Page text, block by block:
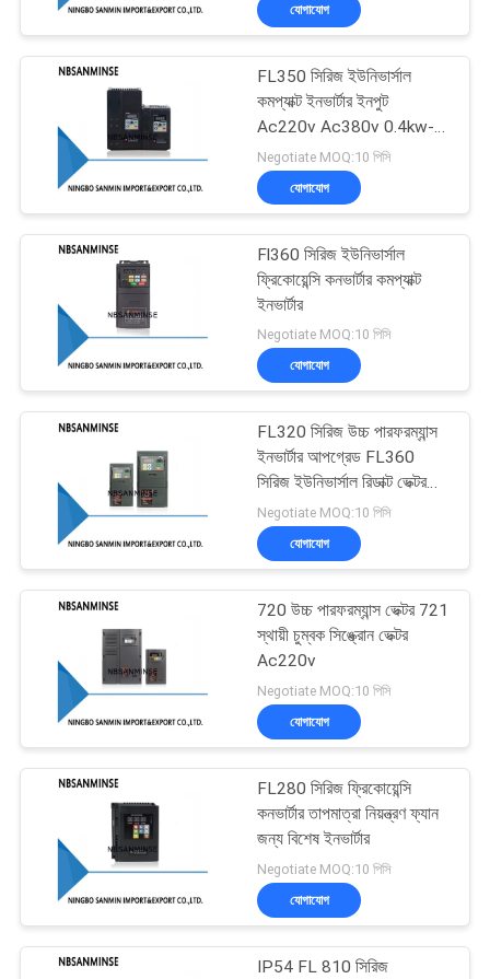
নিয়ন্ত্রণ
খবর
জন্য
আবেদন
সাইট
গোপনীয়তা
নীতি
বায়ুসংক্রান্ত কোণ সিট
ভালভ
বায়ুসংক্রান্ত এয়ার
ভাইব্রেটর
ব্রাস Solenoid ভালভ
38
ফিল্টার নিয়ন্ত্রক লুব্রিকেটর
84
যোগাযোগ
FL350 সিরিজ ইউনিভার্সাল
কমপ্যাক্ট ইনভার্টার ইনপুট
Ac220v Ac380v 0.4kw-
7.5kw
Negotiate MOQ:10 পিসি
যোগাযোগ
Fl360 সিরিজ ইউনিভার্সাল
ফ্রিকোয়েন্সি কনভার্টার কমপ্যাক্ট
ইনভার্টার
Negotiate MOQ:10 পিসি
যোগাযোগ
FL320 সিরিজ উচ্চ পারফরম্যান্স
ইনভার্টার আপগ্রেড FL360
সিরিজ ইউনিভার্সাল রিডাক্ট ভেক্টর
টাইপ
Negotiate MOQ:10 পিসি
যোগাযোগ
720 উচ্চ পারফরম্যান্স ভেক্টর 721
স্থায়ী চুম্বক সিঙ্ক্রোন ভেক্টর
Ac220v
Negotiate MOQ:10 পিসি
যোগাযোগ
FL280 সিরিজ ফ্রিকোয়েন্সি
কনভার্টার তাপমাত্রা নিয়ন্ত্রণ ফ্যান
জন্য বিশেষ ইনভার্টার
Negotiate MOQ:10 পিসি
যোগাযোগ
IP54 FL 810 সিরিজ